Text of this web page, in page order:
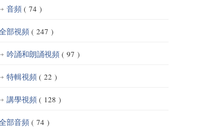
音頻 ( 74 )
部視頻 ( 247 )
吟誦和朗誦視頻 ( 97 )
特輯視頻 ( 22 )
講學視頻 ( 128 )
部音頻 ( 74 )